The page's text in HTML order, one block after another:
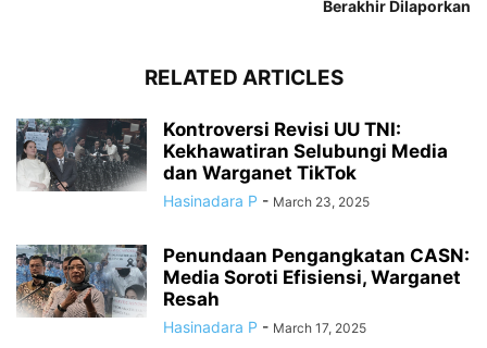
Berakhir Dilaporkan
RELATED ARTICLES
Kontroversi Revisi UU TNI:
Kekhawatiran Selubungi Media
dan Warganet TikTok
Hasinadara P - March 23, 2025
Penundaan Pengangkatan CASN:
Media Soroti Efisiensi, Warganet
Resah
Hasinadara P - March 17, 2025